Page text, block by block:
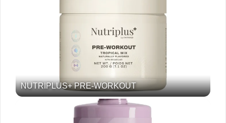
NUTRIPLUS+ PRE-WORKOUT